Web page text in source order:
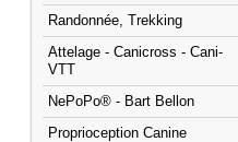
Randonnée, Trekking
Attelage - Canicross - Cani-
VTT
NePoPo® - Bart Bellon
Proprioception Canine